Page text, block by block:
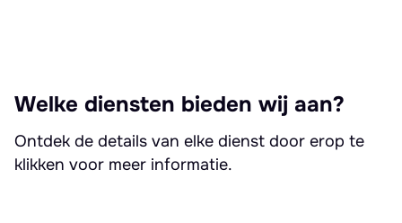
Welke diensten bieden wij aan?
Ontdek de details van elke dienst door erop te
klikken voor meer informatie.